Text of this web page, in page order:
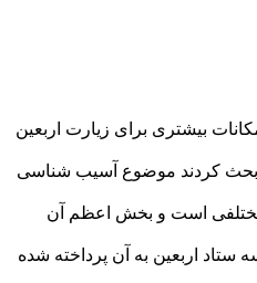
بیشتری برای زیارت اربعین
بحث کردند موضوع آسیب شناسی
شده و حول موضوعات مختلفی است و بخش اعظم آن
اربعین به آن پرداخته شده